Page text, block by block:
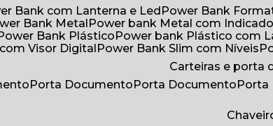
Bank com Lanterna e Led Power Bank
Bank Metal Power bank Metal com
Power Bank Plástico Power bank Plástico com
Visor Digital
Power Bank Slim com Níveis
Carteiras e
Porta Documento Porta Documento